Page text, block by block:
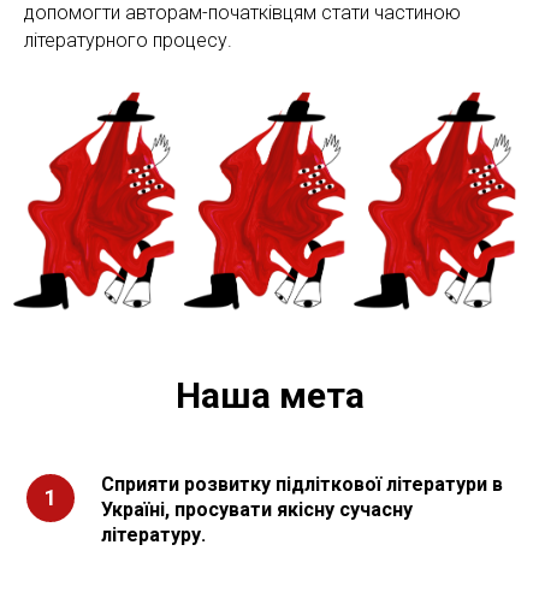
допомогти авторам-початківцям стати частиною
літературного процесу.
Наша мета
1
Сприяти розвитку підліткової літератури в
Україні, просувати якісну сучасну
літературу.